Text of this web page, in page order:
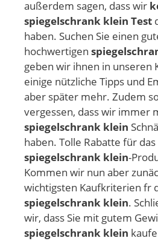
außerdem sagen, dass wir
spiegelschrank klein Test
haben. Suchen Sie einen
hochwertigen
geben wir ihnen in unseren
einige nützliche Tipps und
aber später mehr. Zudem
vergessen, dass wir immer
spiegelschrank klein
haben. Tolle Rabatte für
spiegelschrank klein-
Kommen wir nun aber
wichtigsten Kaufkriterien fr
spiegelschrank klein.
wir, dass Sie mit gutem
spiegelschrank klein